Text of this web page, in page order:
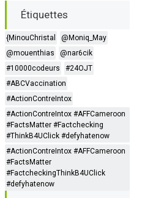
Étiquettes
{MinouChristal
@Moniq_May
@mouenthias
@nar6cik
#10000codeurs
#24OJT
#ABCVaccination
#ActionContreIntox
#ActionContreIntox #AFFCameroon
#FactsMatter #Factchecking
#ThinkB4UClick #defyhatenow
#ActionContreIntox #AFFCameroon
#FactsMatter
#FactcheckingThinkB4UClick
#defyhatenow